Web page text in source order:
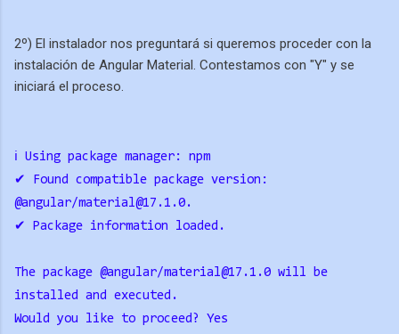
2º) El instalador nos preguntará si queremos proceder con la
instalación de Angular Material. Contestamos con "Y" y se
iniciará el proceso.
ℹ Using package manager: npm
✔ Found compatible package version:
@angular/material@17.1.0.
✔ Package information loaded.
The package @angular/material@17.1.0 will be
installed and executed.
Would you like to proceed? Yes